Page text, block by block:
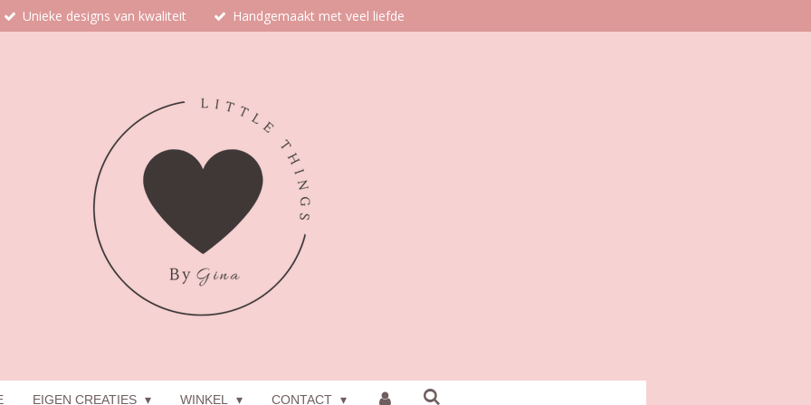
Unieke designs van kwaliteit Handgemaakt met veel liefde
EIGEN CREATIES WINKEL CONTACT